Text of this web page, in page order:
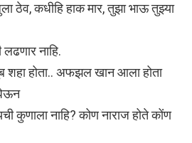
ठेव, कधीहि हाक मार, तुझा भाऊ तुझ्या
नाहि.
शहा होता.. अफझल खान आला होता
कुणाला नाहि? कोण नाराज होते कोंण